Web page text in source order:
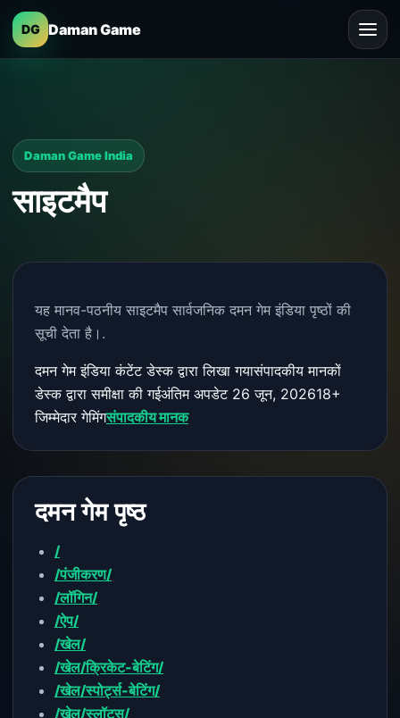
DG Daman Game
Daman Game India
साइटमैप
यह मानव-पठनीय साइटमैप सार्वजनिक दमन गेम इंडिया पृष्ठों की
सूची देता है।.
दमन गेम इंडिया कंटेंट डेस्क द्वारा लिखा गयासंपादकीय मानकों
डेस्क द्वारा समीक्षा की गईअंतिम अपडेट 26 जून, 202618+
जिम्मेदार गेमिंगसंपादकीय मानक
दमन गेम पृष्ठ
/
/पंजीकरण/
/लॉगिन/
/ऐप/
/खेल/
/खेल/क्रिकेट-बेटिंग/
/खेल/स्पोर्ट्स-बेटिंग/
/खेल/स्लॉट्स/